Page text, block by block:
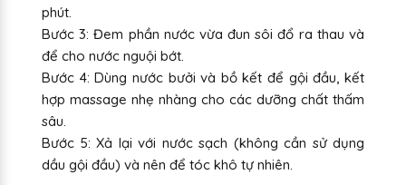
phút.
Bước 3: Đem phần nước vừa đun sôi đổ ra thau và
để cho nước nguội bớt.
Bước 4: Dùng nước bưởi và bồ kết để gội đầu, kết
hợp massage nhẹ nhàng cho các dưỡng chất thấm
sâu.
Bước 5: Xả lại với nước sạch (không cần sử dụng
dầu gội đầu) và nên để tóc khô tự nhiên.